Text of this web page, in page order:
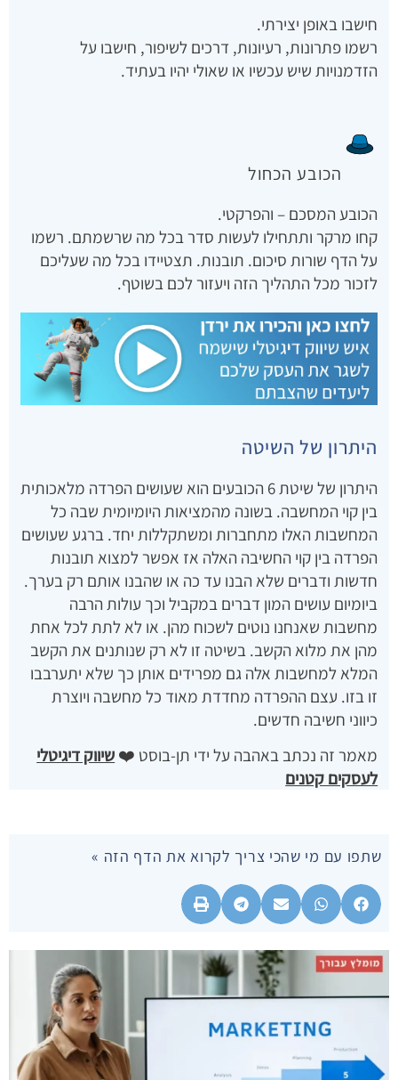
חישבו באופן יצירתי.
רשמו פתרונות, רעיונות, דרכים לשיפור, חישבו על
הזדמנויות שיש עכשיו או שאולי יהיו בעתיד.
הכובע הכחול
הכובע המסכם – והפרקטי.
קחו מרקר ותתחילו לעשות סדר בכל מה שרשמתם. רשמו
על הדף שורות סיכום. תובנות. תצטיידו בכל מה שעליכם
לזכור מכל התהליך הזה ויעזור לכם בשוטף.
היתרון של השיטה
היתרון של שיטת 6 הכובעים הוא שעושים הפרדה מלאכותית
בין קוי המחשבה. בשונה מהמציאות היומיומית שבה כל
המחשבות האלו מתחברות ומשתקללות יחד. ברגע שעושים
הפרדה בין קוי החשיבה האלה אז אפשר למצוא תובנות
חדשות ודברים שלא הבנו עד כה או שהבנו אותם רק בערך.
ביומיום עושים המון דברים במקביל וכך עולות הרבה
מחשבות שאנחנו נוטים לשכוח מהן. או לא לתת לכל אחת
מהן את מלוא הקשב. בשיטה זו לא רק שנותנים את הקשב
המלא למחשבות אלה גם מפרידים אותן כך שלא יתערבבו
זו בזו. עצם ההפרדה מחדדת מאוד כל מחשבה ויוצרת
כיווני חשיבה חדשים.
מאמר זה נכתב באהבה על ידי תן-בוסט ❤️ שיווק דיגיטלי
לעסקים קטנים
שתפו עם מי שהכי צריך לקרוא את הדף הזה »